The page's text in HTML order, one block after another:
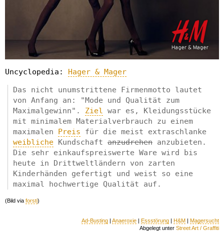
Uncyclopedia: Hager & Mager
Das nicht unumstrittene Firmenmotto lautet
von Anfang an: "Mode und Qualität zum
Maximalgewinn". Ziel war es, Kleidungsstücke
mit minimalem Materialverbrauch zu einem
maximalen Preis für die meist extraschlanke
weibliche Kundschaft anzudrehen anzubieten.
Die sehr einkaufspreiswerte Ware wird bis
heute in Drittweltländern von zarten
Kinderhänden gefertigt und weist so eine
maximal hochwertige Qualität auf.
(Bild via forsti)
Ad-Busting | Anaeroxie | Essstörung | H&M | Magersucht
Abgelegt unter Street Art / Graffiti